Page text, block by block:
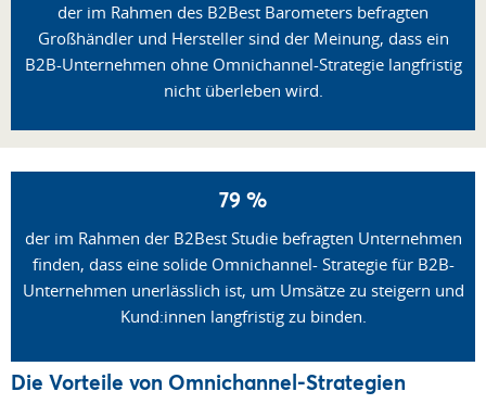
der im Rahmen des B2Best Barometers befragten
Großhändler und Hersteller sind der Meinung, dass ein
B2B-Unternehmen ohne Omnichannel-Strategie langfristig
nicht überleben wird.
79 %
der im Rahmen der B2Best Studie befragten Unternehmen
finden, dass eine solide Omnichannel- Strategie für B2B-
Unternehmen unerlässlich ist, um Umsätze zu steigern und
Kund:innen langfristig zu binden.
Die Vorteile von Omnichannel-Strategien